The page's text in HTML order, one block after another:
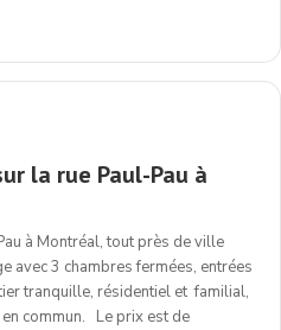
la rue Paul-Pau à
à Montréal, tout près de ville
avec 3 chambres fermées, entrées
tranquille, résidentiel et familial,
commun. Le prix est de